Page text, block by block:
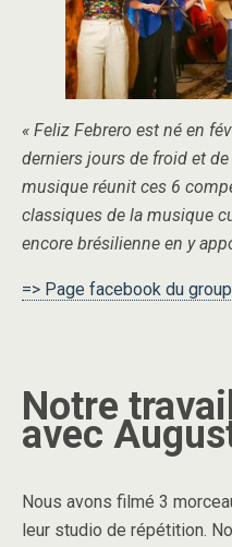
« Feliz Febrero est né en
derniers jours de froid et
musique réunit ces 6
classiques de la musique
encore brésilienne en y
=> Page facebook du
Notre
avec
Nous avons filmé 3
leur studio de répétition.